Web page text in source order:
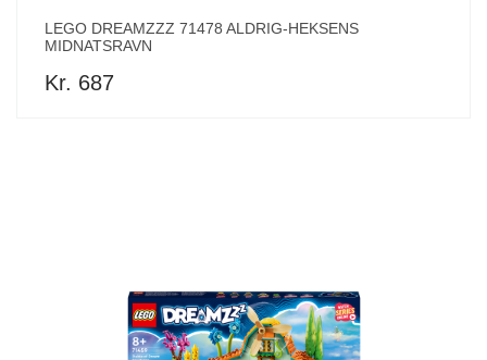
LEGO DREAMZZZ 71478 ALDRIG-HEKSENS
MIDNATSRAVN
Kr. 687